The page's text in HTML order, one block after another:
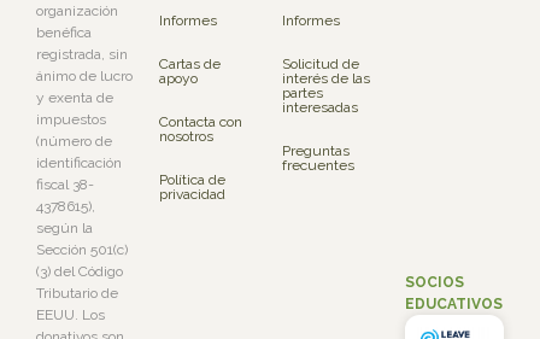
organización
benéfica
registrada, sin
ánimo de lucro
y exenta de
impuestos
(número de
identificación
fiscal 38-
4378615),
según la
Sección 501(c)
(3) del Código
Tributario de
EEUU. Los
Informes
Cartas de
apoyo
Contacta con
nosotros
Política de
privacidad
Informes
Solicitud de
interés de las
partes
interesadas
Preguntas
frecuentes
SOCIOS
EDUCATIVOS